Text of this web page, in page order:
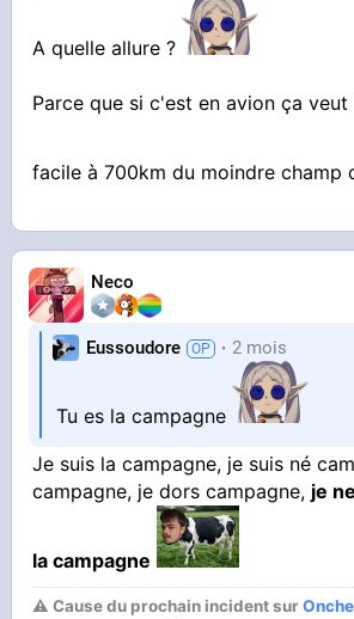
A quelle allure ?
Parce que si c'est en avion ça
facile à 700km du moindre champ
Neco
Eussoudore 2 mois
Tu es la campagne
Je suis la campagne, je suis né
campagne, je dors campagne, je
la campagne
⚠ Cause du prochain incident sur